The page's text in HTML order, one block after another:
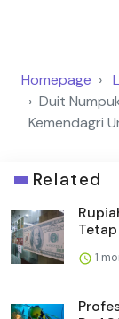
Homepage
Duit
Kemendagri
Related
Tetap
1